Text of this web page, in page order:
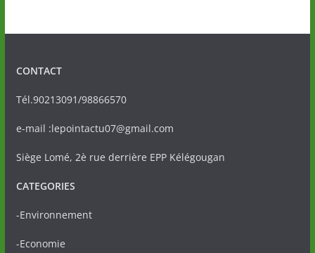
CONTACT
Tél.90213091/98866570
e-mail :lepointactu07@gmail.com
Siège Lomé, 2è rue derrière EPP Kélégougan
CATEGORIES
-Environnement
-Economie